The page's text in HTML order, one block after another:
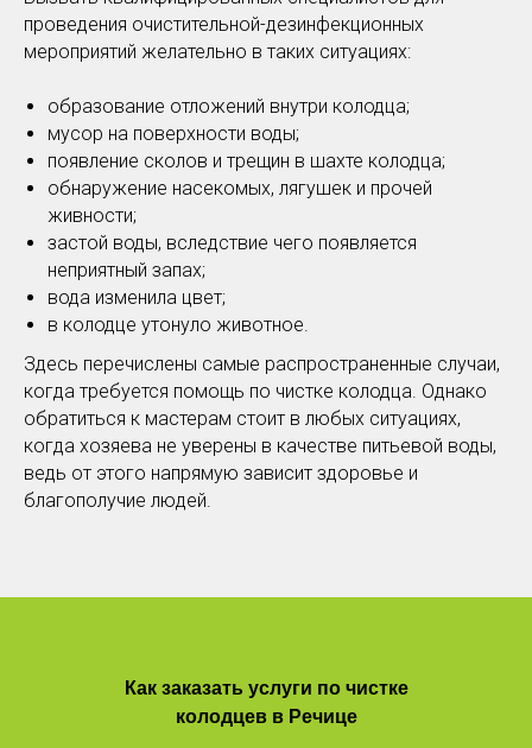
проведения очистительной-дезинфекционных
мероприятий желательно в таких ситуациях:
образование отложений внутри колодца;
мусор на поверхности воды;
появление сколов и трещин в шахте колодца;
обнаружение насекомых, лягушек и прочей
живности;
застой воды, вследствие чего появляется
неприятный запах;
вода изменила цвет;
в колодце утонуло животное.
Здесь перечислены самые распространенные случаи,
когда требуется помощь по чистке колодца. Однако
обратиться к мастерам стоит в любых ситуациях,
когда хозяева не уверены в качестве питьевой воды,
ведь от этого напрямую зависит здоровье и
благополучие людей.
Как заказать услуги по чистке
колодцев в Речице